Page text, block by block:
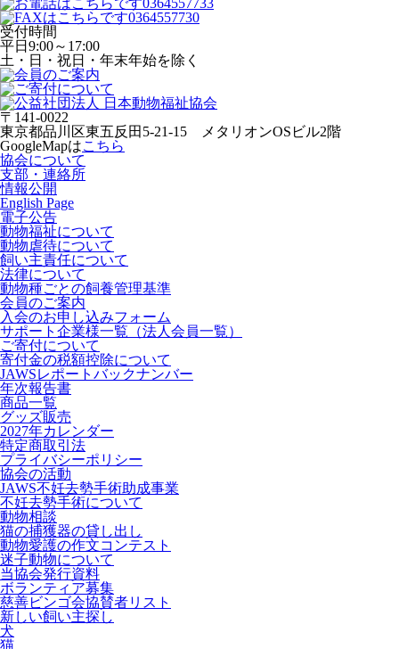
受付時間
平日 9:00～17:00
土・日・祝日・年末年始を除く
〒141-0022
東京都品川区東五反田5-21-15 メタリオンOSビル2階
GoogleMapはこちら
協会について
支部・連絡所
情報公開
English Page
電子公告
動物福祉について
動物虐待について
飼い主責任について
法律について
動物種ごとの飼養管理基準
会員のご案内
入会のお申し込みフォーム
サポート企業様一覧（法人会員一覧）
ご寄付について
寄付金の税額控除について
JAWSレポートバックナンバー
年次報告書
商品一覧
グッズ販売
2027年カレンダー
特定商取引法
プライバシーポリシー
協会の活動
JAWS不妊去勢手術助成事業
不妊去勢手術について
動物相談
猫の捕獲器の貸し出し
動物愛護の作文コンテスト
迷子動物について
当協会発行資料
ボランティア募集
慈善ビンゴ会協賛者リスト
新しい飼い主探し
犬
猫